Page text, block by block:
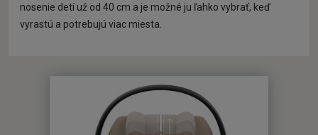
nosenie detí už od 40 cm a je možné ju ľahko vybrať, keď
vyrastú a potrebujú viac miesta.